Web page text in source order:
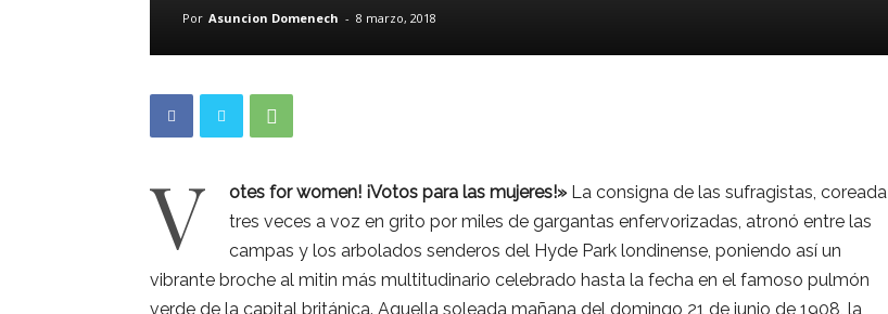
Por Asuncion Domenech - 8 marzo, 2018
V otes for women! ¡Votos para las mujeres!»La consigna de las sufragistas, coreada
tres veces a voz en grito por miles de gargantas enfervorizadas, atronó entre las
campas y los arbolados senderos del Hyde Park londinense, poniendo así un
vibrante broche al mitin más multitudinario celebrado hasta la fecha en el famoso pulmón
verde de la capital británica. Aquella soleada mañana del domingo 21 de junio de 1908, la